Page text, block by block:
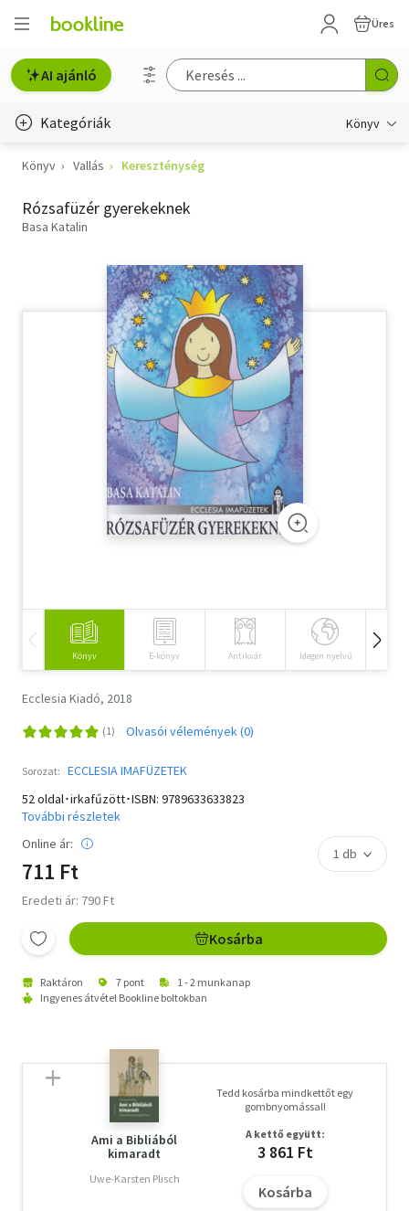
Üres
AI ajánló
Kategóriák Könyv
Életmód, egészség
Erotika
Hobbi, szabadidő
Szótár, nyelvkönyv
Tankönyv, segédkönyv
Társadalomtudomány
Könyv Vallás Kereszténység
Rózsafüzér gyerekeknek
Basa Katalin
Könyv E-könyv Antikvár Idegen nyelvű
Ecclesia Kiadó, 2018
Olvasói vélemények (0)
Sorozat: ECCLESIA IMAFÜZETEK
52 oldal･irkafűzött･ISBN: 9789633633823
További részletek
Online ár:
711 Ft
Eredeti ár: 790 Ft
Kosárba
Raktáron 7 pont
1 - 2 munkanap
Ingyenes átvétel Bookline boltokban
Ami a Bibliából
kimaradt
Uwe-Karsten Plisch
Tedd kosárba mindkettőt egy
gombnyomással!
A kettő együtt:
3 861 Ft
Kosárba